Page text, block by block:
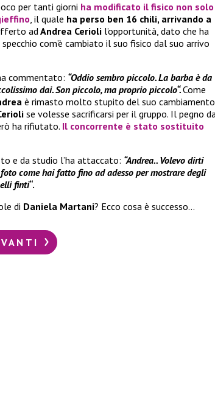
per tanti giorni ha modificato il fisico non solo
, il quale ha perso ben 16 chili, arrivando a
adAndrea Cerioli l’opportunità, dato che ha
com’è cambiato il suo fisico dal suo arrivo
commentato: “Oddio sembro piccolo. La barba è da
dai. Son piccolo, ma proprio piccolo“.Come
è rimasto molto stupito del suo
se volesse sacrificarsi per il gruppo. Il pegno
ha rifiutato. Il concorrente è stato sostituito
e da studio l’ha attaccato: “Andrea.. Volevo dirti
come hai fatto fino ad adesso per mostrare degli
finti“.
di Daniela Martani? Ecco cosa è successo…